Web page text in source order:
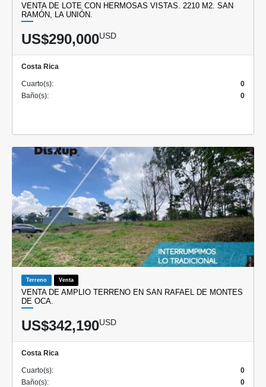
VENTA DE LOTE CON HERMOSAS VISTAS. 2210 M2. SAN
RAMÓN, LA UNIÓN.
US$290,000USD
Costa Rica
Cuarto(s):
0
Baño(s):
0
Terreno Venta
VENTA DE AMPLIO TERRENO EN SAN RAFAEL DE MONTES
DE OCA.
US$342,190USD
Costa Rica
Cuarto(s):
0
Baño(s):
0